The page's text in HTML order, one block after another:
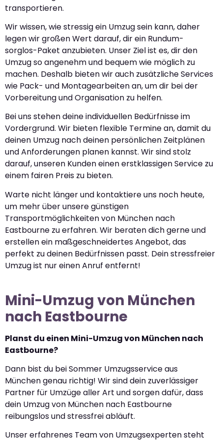
transportieren.
Wir wissen, wie stressig ein Umzug sein kann, daher
legen wir großen Wert darauf, dir ein Rundum-
sorglos-Paket anzubieten. Unser Ziel ist es, dir den
Umzug so angenehm und bequem wie möglich zu
machen. Deshalb bieten wir auch zusätzliche Services
wie Pack- und Montagearbeiten an, um dir bei der
Vorbereitung und Organisation zu helfen.
Bei uns stehen deine individuellen Bedürfnisse im
Vordergrund. Wir bieten flexible Termine an, damit du
deinen Umzug nach deinen persönlichen Zeitplänen
und Anforderungen planen kannst. Wir sind stolz
darauf, unseren Kunden einen erstklassigen Service zu
einem fairen Preis zu bieten.
Warte nicht länger und kontaktiere uns noch heute,
um mehr über unsere günstigen
Transportmöglichkeiten von München nach
Eastbourne zu erfahren. Wir beraten dich gerne und
erstellen ein maßgeschneidertes Angebot, das
perfekt zu deinen Bedürfnissen passt. Dein stressfreier
Umzug ist nur einen Anruf entfernt!
Mini-Umzug von München
nach Eastbourne
Planst du einen Mini-Umzug von München nach
Eastbourne?
Dann bist du bei Sommer Umzugsservice aus
München genau richtig! Wir sind dein zuverlässiger
Partner für Umzüge aller Art und sorgen dafür, dass
dein Umzug von München nach Eastbourne
reibungslos und stressfrei abläuft.
Unser erfahrenes Team von Umzugsexperten steht